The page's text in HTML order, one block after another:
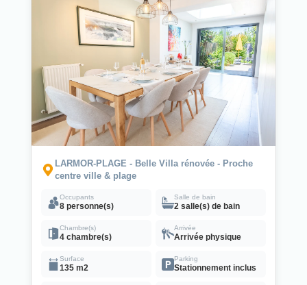
LARMOR-PLAGE - Belle Villa rénovée - Proche
centre ville & plage
Occupants
8 personne(s)
Salle de bain
2 salle(s) de bain
Chambre(s)
4 chambre(s)
Arrivée
Arrivée physique
Surface
135 m2
Parking
Stationnement inclus